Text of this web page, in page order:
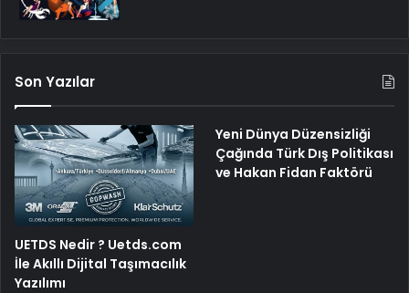
Son Yazılar
UETDS Nedir ? Uetds.com
İle Akıllı Dijital Taşımacılık
Yazılımı
Yeni Dünya Düzensizliği
Çağında Türk Dış Politikası
ve Hakan Fidan Faktörü